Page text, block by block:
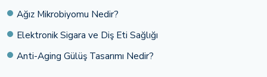
Ağız Mikrobiyomu Nedir?
Elektronik Sigara ve Diş Eti Sağlığı
Anti-Aging Gülüş Tasarımı Nedir?